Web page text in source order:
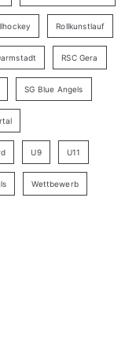
Rollkunstlauf
RSC Gera
SG Blue Angels
U9 U11
Wettbewerb